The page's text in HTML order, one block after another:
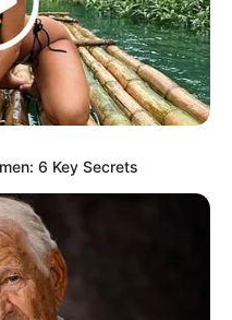
(ep 1)6 Key Secrets